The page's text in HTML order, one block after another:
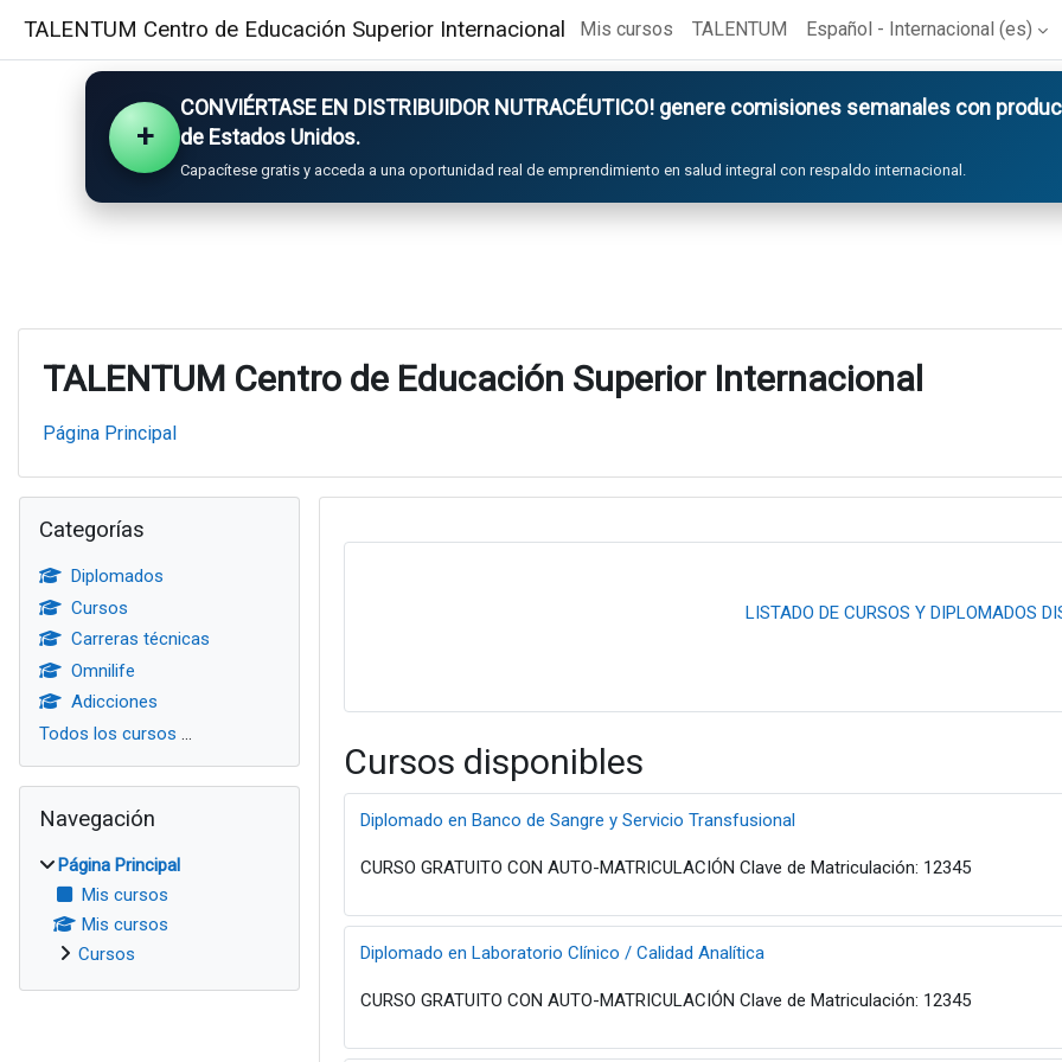
+
CONVIÉRTASE EN DISTRIBUIDOR NUTRACÉUTICO! genere comisiones semanales con
de Estados Unidos.
Capacítese gratis y acceda a una oportunidad real de emprendimiento en salud integral con respaldo internacional.
TALENTUM Centro de Educación Superior Internacional Mis cursos TALENTUM Español - Internacional ‎(es)‎
TALENTUM Centro de Educación Superior Internacional
Página Principal
LISTADO DE CURSOS Y DIPLOMADOS
Cursos disponibles
Diplomado en Banco de Sangre y Servicio Transfusional
CURSO GRATUITO CON AUTO-MATRICULACIÓN Clave de Matriculación: 12345
Diplomado en Laboratorio Clínico / Calidad Analítica
CURSO GRATUITO CON AUTO-MATRICULACIÓN Clave de Matriculación: 12345
Bloques
Categorías
Diplomados
Cursos
Carreras técnicas
Omnilife
Adicciones
Todos los cursos ...
Navegación
Página Principal
Mis cursos
Mis cursos
Cursos